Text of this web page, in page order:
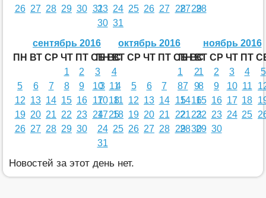
26 27 28 29 30 3123 24 25 26 27 28
29
30 31
27 28
сентябрь 2016
ПН ВТ СР ЧТ ПТ СБ ВС
1
2 3
4
5
6 7 8 9 10
11
12 13 14 15 16 17
18
19 20 21 22 23 24
25
26 27 28 29 30
октябрь 2016
ПН ВТ СР ЧТ ПТ СБ ВС
1
2
3
4 5 6 7 8
9
10 11 12 13 14 15
16
17 18 19 20 21 22
23
24 25 26 27 28 29 30
31
ноябрь 2016
ПН ВТ СР ЧТ ПТ
1
2 3 4
5
7
8 9 10 11
14 15 16 17 18
21 22 23 24 25
28 29 30
Новостей за этот день нет.